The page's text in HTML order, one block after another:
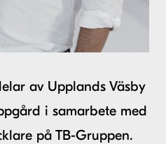
av Upplands Väsby
i samarbete med
på TB-Gruppen.